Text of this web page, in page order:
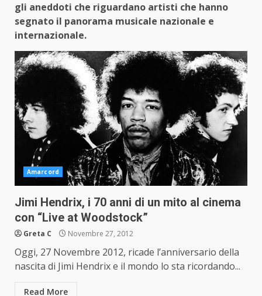
gli aneddoti che riguardano artisti che hanno
segnato il panorama musicale nazionale e
internazionale.
Amarcord
Jimi Hendrix, i 70 anni di un mito al cinema
con “Live at Woodstock”
Greta C Novembre 27, 2012
Oggi, 27 Novembre 2012, ricade l’anniversario della
nascita di Jimi Hendrix e il mondo lo sta ricordando...
Read More